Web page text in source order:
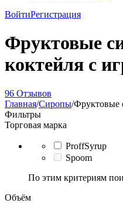
ВойтиРегистрация
Фруктовые
коктейля с
96 Отзывов
Главная/Сиропы/Фруктовые
Фильтры
Торговая марка
ProffSyrup
Spoom
По этим критериям
Объём